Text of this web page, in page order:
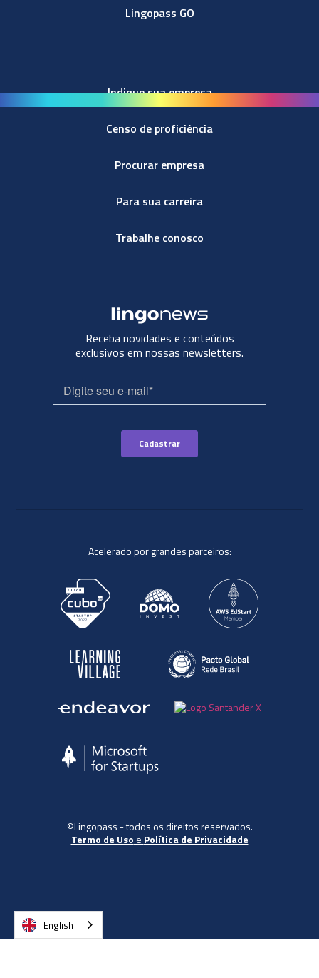
Lingopass GO
Indique sua empresa
Censo de proficiência
Procurar empresa
Para sua carreira
Trabalhe conosco
Receba novidades e conteúdos
exclusivos em nossas newsletters.
Acelerado por grandes parceiros:
©Lingopass - todos os direitos reservados.
Termo de Uso e Política de Privacidade
English